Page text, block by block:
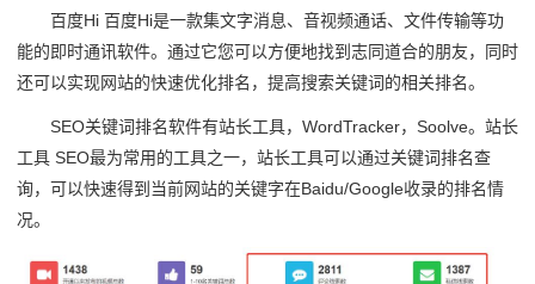
百度Hi 百度Hi是一款集文字消息、音视频通话、文件传输等功
能的即时通讯软件。通过它您可以方便地找到志同道合的朋友，同时
还可以实现网站的快速优化排名，提高搜索关键词的相关排名。
SEO关键词排名软件有站长工具，WordTracker，Soolve。站长
工具 SEO最为常用的工具之一，站长工具可以通过关键词排名查
询，可以快速得到当前网站的关键字在Baidu/Google收录的排名情
况。